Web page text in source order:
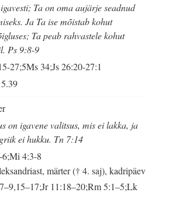
Ta on oma aujärje seadnud
Ja Ta ise mõistab kohut
Ta peab rahvastele kohut
Ps 9:8-9
27;5Ms 34;Js 26:20-27:1
on igavene valitsus, mis ei lakka, ja
ei hukku. Tn 7:14
6;Mi 4:3-8
märter († 4. saj), kadripäev
11:18–20;Rm 5:1–5;Lk